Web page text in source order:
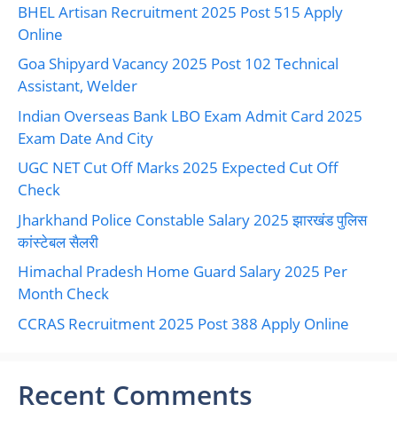
BHEL Artisan Recruitment 2025 Post 515 Apply
Online
Goa Shipyard Vacancy 2025 Post 102 Technical
Assistant, Welder
Indian Overseas Bank LBO Exam Admit Card 2025
Exam Date And City
UGC NET Cut Off Marks 2025 Expected Cut Off
Check
Jharkhand Police Constable Salary 2025 झारखंड पुलिस
कांस्टेबल सैलरी
Himachal Pradesh Home Guard Salary 2025 Per
Month Check
CCRAS Recruitment 2025 Post 388 Apply Online
Recent Comments